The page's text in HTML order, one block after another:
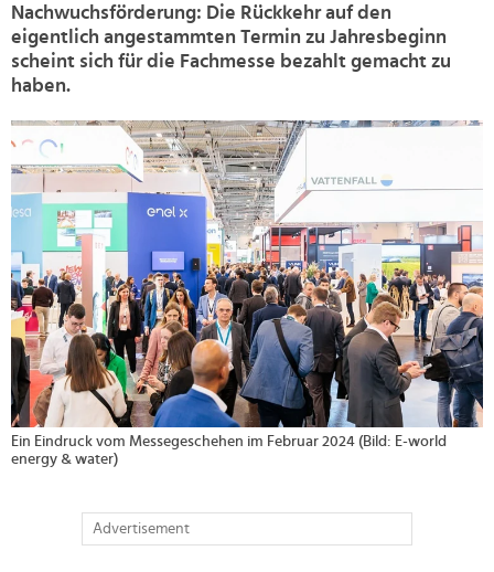
Nachwuchsförderung: Die Rückkehr auf den
eigentlich angestammten Termin zu Jahresbeginn
scheint sich für die Fachmesse bezahlt gemacht zu
haben.
Ein Eindruck vom Messegeschehen im Februar 2024 (Bild: E-world
energy & water)
Advertisement